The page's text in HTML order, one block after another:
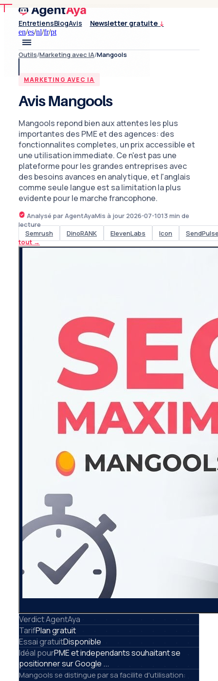
EntretiensBlogAvis Newsletter gratuite ↓
en/es/nl/fr/pt
Outils/Marketing avec IA/Mangools
MARKETING AVEC IA
Avis Mangools
Mangools repond bien aux attentes les plus
importantes des PME et des agences: des
fonctionnalites completes, un prix accessible et
une utilisation immediate. Ce n'est pas une
plateforme pour les grandes entreprises avec
des besoins avances en analytique, et l'anglais
comme seule langue est sa limitation la plus
evidente pour le marche francophone.
Analysé par AgentAyaMis à jour 2026-07-1013 min de
lecture
Semrush
DinoRANK ElevenLabs Icon
tout→
Verdict AgentAya
TarifPlan gratuit
Essai gratuitDisponible
Idéal pourPME et independants souhaitant se
positionner sur Google ...
Mangools se distingue par sa facilite d'utilisation: